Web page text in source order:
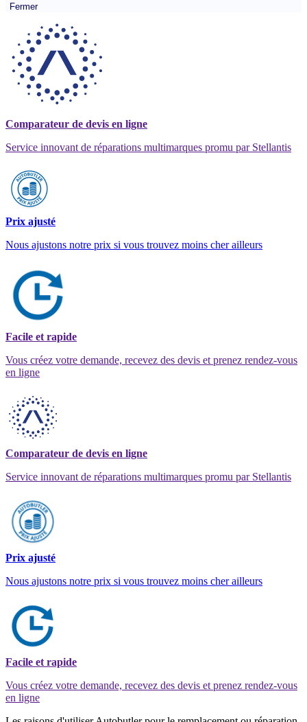
Fermer
Comparateur de devis en ligne
Service innovant de réparations multimarques promu par Stellantis
Prix ajusté
Nous ajustons notre prix si vous trouvez moins cher ailleurs
Facile et rapide
Vous créez votre demande, recevez des devis et prenez rendez-vous
en ligne
Comparateur de devis en ligne
Service innovant de réparations multimarques promu par Stellantis
Prix ajusté
Nous ajustons notre prix si vous trouvez moins cher ailleurs
Facile et rapide
Vous créez votre demande, recevez des devis et prenez rendez-vous
en ligne